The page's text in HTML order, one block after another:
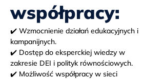
współpracy:
✔️ Wzmocnienie działań edukacyjnych i
kampanijnych.
✔️ Dostęp do eksperckiej wiedzy w
zakresie DEI i polityk równościowych.
✔️ Możliwość współpracy w sieci